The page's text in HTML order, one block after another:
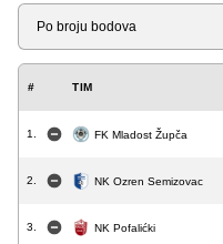
Liga
# TIM
1. FK Mladost Župča
2. NK Ozren Semizovac
3. NK Pofalićki